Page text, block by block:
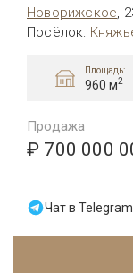
Новорижское,
Посёлок:
Площадь:
960 м2
Продажа
₽ 700 000
Чат в Telegram